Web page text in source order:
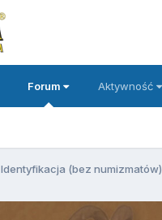
Forum Aktywność
Identyfikacja (bez numizmatów)